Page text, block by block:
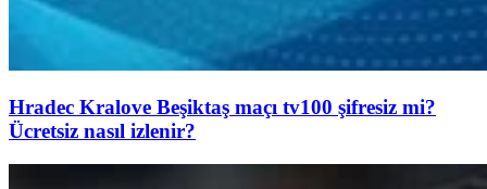
Hradec Kralove Beşiktaş maçı tv100 şifresiz mi?
Ücretsiz nasıl izlenir?